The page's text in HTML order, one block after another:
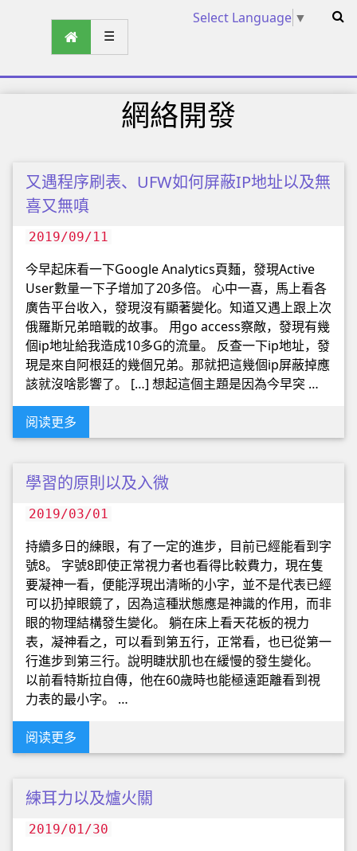
Select Language ▼
☰
網絡開發
又遇程序刷表、UFW如何屏蔽IP地址以及無
喜又無嗔
2019/09/11
今早起床看一下Google Analytics頁麵，發現Active
User數量一下子增加了20多倍。 心中一喜，馬上看各
廣告平台收入，發現沒有顯著變化。知道又遇上跟上次
俄羅斯兄弟暗戰的故事。 用go access察敵，發現有幾
個ip地址給我造成10多G的流量。 反查一下ip地址，發
現是來自阿根廷的幾個兄弟。那就把這幾個ip屏蔽掉應
該就沒啥影響了。 […] 想起這個主題是因為今早突 …
阅读更多
學習的原則以及入微
2019/03/01
持續多日的練眼，有了一定的進步，目前已經能看到字
號8。 字號8即使正常視力者也看得比較費力，現在隻
要凝神一看，便能浮現出清晰的小字，並不是代表已經
可以扔掉眼鏡了，因為這種狀態應是神識的作用，而非
眼的物理結構發生變化。 躺在床上看天花板的視力
表，凝神看之，可以看到第五行，正常看，也已從第一
行進步到第三行。說明睫狀肌也在緩慢的發生變化。
以前看特斯拉自傳，他在60歲時也能極遠距離看到視
力表的最小字。 …
阅读更多
練耳力以及爐火關
2019/01/30